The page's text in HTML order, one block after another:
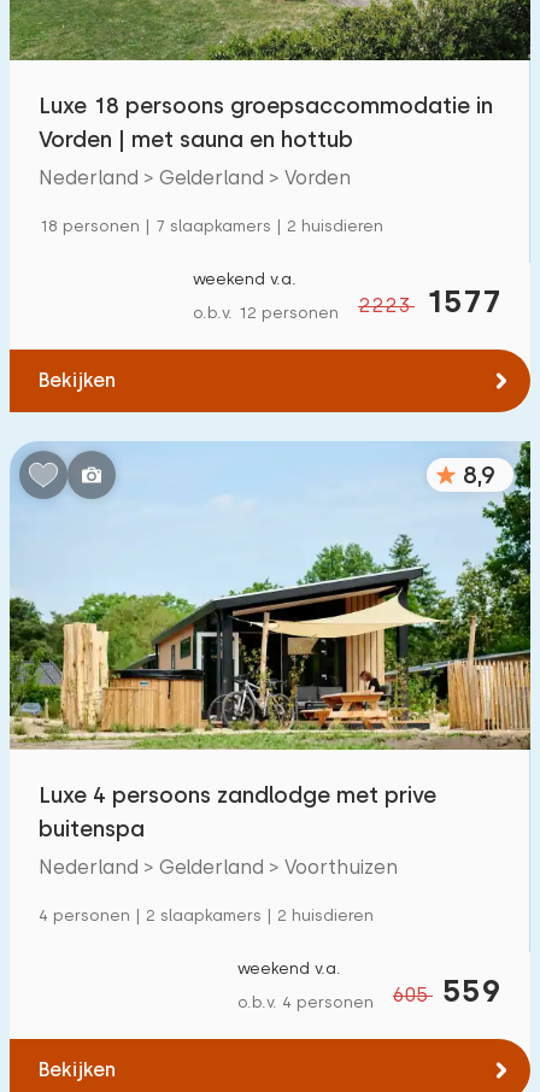
Kinderfaciliteiten op park 1300 +
Toegankelijkheid
Luxe 18 persoons groepsaccommodatie in
Vorden | met sauna en hottub
Nederland > Gelderland > Vorden
18 personen | 7 slaapkamers | 2 huisdieren
2223 1577
weekend v.a.
o.b.v. 12 personen
Bekijken
8,9
Luxe 4 persoons zandlodge met prive
buitenspa
Nederland > Gelderland > Voorthuizen
4 personen | 2 slaapkamers | 2 huisdieren
605 559
weekend v.a.
o.b.v. 4 personen
Bekijken